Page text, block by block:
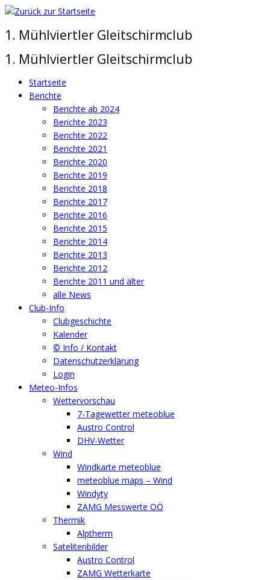
Zum
springen
1. Mühlviertler Gleitschirmclub
1. Mühlviertler Gleitschirmclub
Startseite
Berichte
Berichte ab 2024
Berichte 2023
Berichte 2022
Berichte 2021
Berichte 2020
Berichte 2019
Berichte 2018
Berichte 2017
Berichte 2016
Berichte 2015
Berichte 2014
Berichte 2013
Berichte 2012
Berichte 2011 und älter
alle News
Club-Info
Clubgeschichte
Kalender
© Info / Kontakt
Datenschutzerklärung
Login
Meteo-Infos
Wettervorschau
7-Tagewetter meteoblue
Austro Control
DHV-Wetter
Wind
Windkarte meteoblue
meteoblue maps – Wind
Windyty
ZAMG Messwerte OÖ
Thermik
Alptherm
Satelitenbilder
Austro Control
ZAMG Wetterkarte